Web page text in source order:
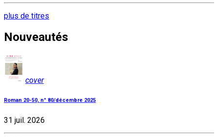
plus de titres
Nouveautés
cover
Roman 20-50, n° 80/décembre 2025
31 juil. 2026